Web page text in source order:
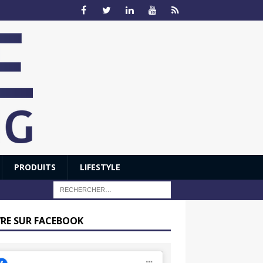
PRODUITS LIFESTYLE
SUR FACEBOOK